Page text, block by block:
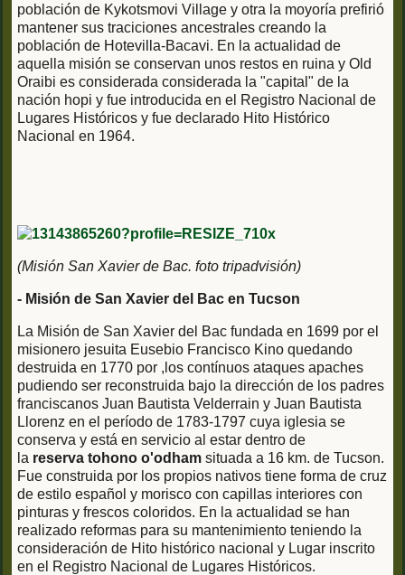
población de Kykotsmovi Village y otra la moyoría prefirió
mantener sus traciciones ancestrales creando la
población de Hotevilla-Bacavi. En la actualidad de
aquella misión se conservan unos restos en ruina y Old
Oraibi es considerada considerada la "capital" de la
nación hopi y fue introducida en el Registro Nacional de
Lugares Históricos y fue declarado Hito Histórico
Nacional en 1964.
(Misión San Xavier de Bac. foto tripadvisión)
- Misión de San Xavier del Bac en Tucson
La Misión de San Xavier del Bac fundada en 1699 por el
misionero jesuita Eusebio Francisco Kino quedando
destruida en 1770 por ,los contínuos ataques apaches
pudiendo ser reconstruida bajo la dirección de los padres
franciscanos Juan Bautista Velderrain y Juan Bautista
Llorenz en el período de 1783-1797 cuya iglesia se
conserva y está en servicio al estar dentro de
la reserva tohono o'odham situada a 16 km. de Tucson.
Fue construida por los propios nativos tiene forma de cruz
de estilo español y morisco con capillas interiores con
pinturas y frescos coloridos. En la actualidad se han
realizado reformas para su mantenimiento teniendo la
consideración de Hito histórico nacional y Lugar inscrito
en el Registro Nacional de Lugares Históricos.